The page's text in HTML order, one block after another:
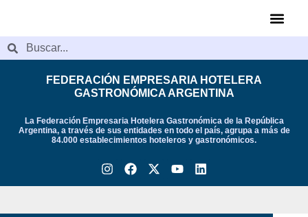
FEDERACIÓN EMPRESARIA HOTELERA
GASTRONÓMICA ARGENTINA
La Federación Empresaria Hotelera Gastronómica de la República
Argentina, a través de sus entidades en todo el país, agrupa a más de
84.000 establecimientos hoteleros y gastronómicos.